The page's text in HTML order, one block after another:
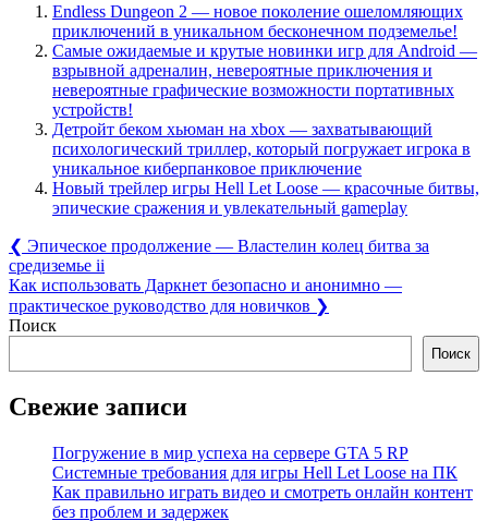
Endless Dungeon 2 — новое поколение ошеломляющих
приключений в уникальном бесконечном подземелье!
Самые ожидаемые и крутые новинки игр для Android —
взрывной адреналин, невероятные приключения и
невероятные графические возможности портативных
устройств!
Детройт беком хьюман на xbox — захватывающий
психологический триллер, который погружает игрока в
уникальное киберпанковое приключение
Новый трейлер игры Hell Let Loose — красочные битвы,
эпические сражения и увлекательный gameplay
Навигация
по
записям
❮ Previous
Post:
Эпическое продолжение — Властелин колец битва за
средиземье ii
Next
Post:
Как использовать Даркнет безопасно и анонимно —
практическое руководство для новичков ❯
Поиск
Поиск
Свежие записи
Погружение в мир успеха на сервере GTA 5 RP
Системные требования для игры Hell Let Loose на ПК
Как правильно играть видео и смотреть онлайн контент
без проблем и задержек